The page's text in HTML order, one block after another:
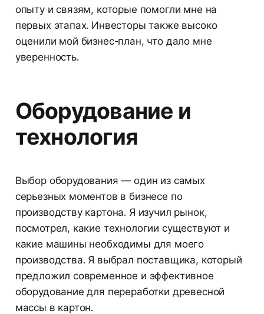
опыту и связям, которые помогли мне на
первых этапах. Инвесторы также высоко
оценили мой бизнес-план, что дало мне
уверенность.
Оборудование и
технология
Выбор оборудования — один из самых
серьезных моментов в бизнесе по
производству картона. Я изучил рынок,
посмотрел, какие технологии существуют и
какие машины необходимы для моего
производства. Я выбрал поставщика, который
предложил современное и эффективное
оборудование для переработки древесной
массы в картон.